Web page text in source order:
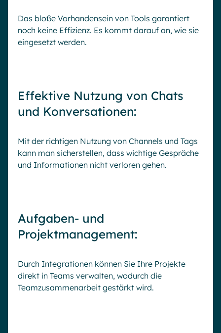
Das bloße Vorhandensein von Tools garantiert
noch keine Effizienz. Es kommt darauf an, wie sie
eingesetzt werden.
Effektive Nutzung von Chats
und Konversationen:
Mit der richtigen Nutzung von Channels und Tags
kann man sicherstellen, dass wichtige Gespräche
und Informationen nicht verloren gehen.
Aufgaben- und
Projektmanagement:
Durch Integrationen können Sie Ihre Projekte
direkt in Teams verwalten, wodurch die
Teamzusammenarbeit gestärkt wird.